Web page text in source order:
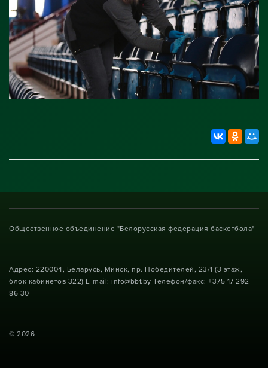
Общественное объединение "Белорусская федерация баскетбола"
Адрес: 220004, Беларусь, Минск, пр. Победителей, 23/1 (3 этаж,
блок кабинетов 322) E-mail: info@bbf.by Телефон/факс: +375 17 292
86 30
© 2026